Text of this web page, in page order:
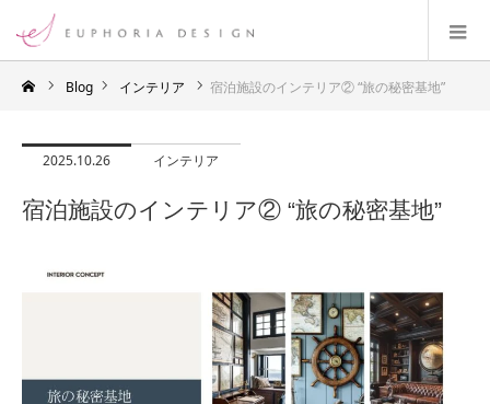
Blog インテリア 宿泊施設のインテリア② “旅の秘密基地”
2025.10.26 インテリア
宿泊施設のインテリア② “旅の秘密基地”